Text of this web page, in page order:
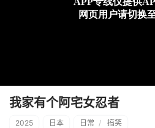
我家有个阿宅女忍者
2025 日本 日常 / 搞笑